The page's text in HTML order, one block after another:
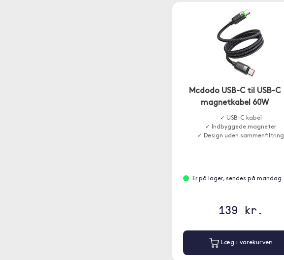
Mcdodo USB-C til USB-C
magnetkabel 60W
✓ USB-C kabel
✓ Indbyggede magneter
✓ Design uden sammenfiltring
Er på lager, sendes på mandag
139 kr.
Læg i varekurven